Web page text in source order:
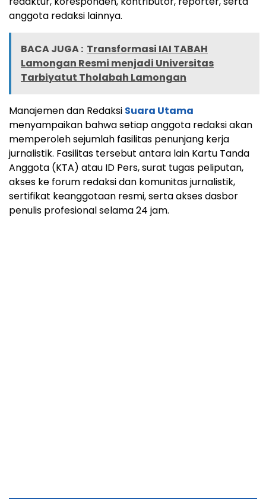
anggota redaksi lainnya.
BACA JUGA : Transformasi IAI TABAH
Lamongan Resmi menjadi Universitas
Tarbiyatut Tholabah Lamongan
Manajemen dan Redaksi Suara Utama
menyampaikan bahwa setiap anggota redaksi akan
memperoleh sejumlah fasilitas penunjang kerja
jurnalistik. Fasilitas tersebut antara lain Kartu Tanda
Anggota (KTA) atau ID Pers, surat tugas peliputan,
akses ke forum redaksi dan komunitas jurnalistik,
sertifikat keanggotaan resmi, serta akses dasbor
penulis profesional selama 24 jam.